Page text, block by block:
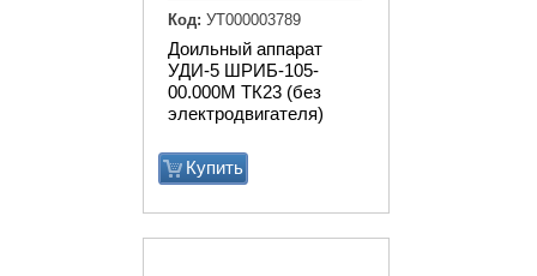
Доильный аппарат
УДИ-5 ШРИБ-105-
00.000М ТК23 (без
электродвигателя)
Купить
Код: УТ000003789